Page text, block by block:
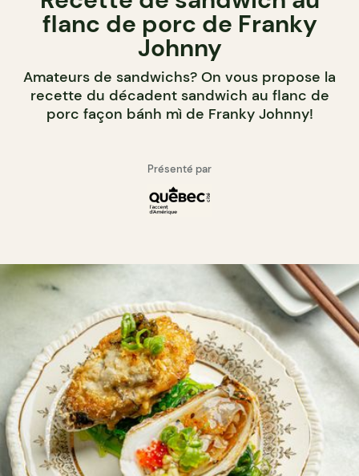
flanc de porc de Franky
Johnny
Amateurs de sandwichs? On vous propose la
recette du décadent sandwich au flanc de
porc façon bánh mì de Franky Johnny!
Présenté par